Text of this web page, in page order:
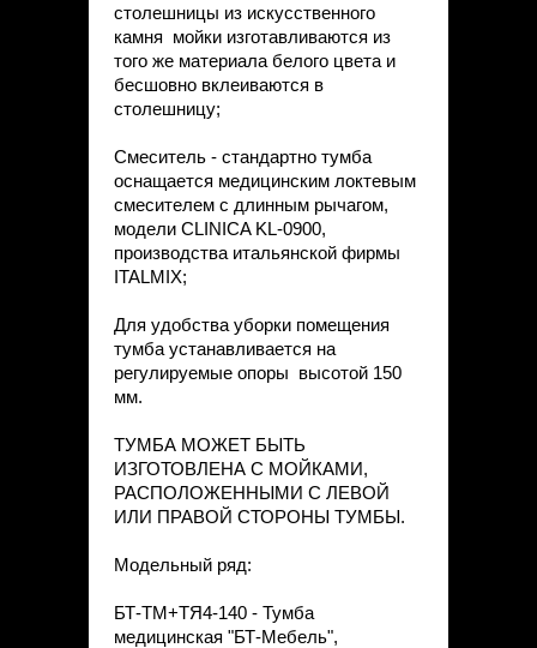
столешницы из искусственного
камня мойки изготавливаются из
того же материала белого цвета и
бесшовно вклеиваются в
столешницу;
Смеситель - стандартно тумба
оснащается медицинским локтевым
смесителем с длинным рычагом,
модели CLINICA KL-0900,
производства итальянской фирмы
ITALMIX;
Для удобства уборки помещения
тумба устанавливается на
регулируемые опоры высотой 150
мм.
ТУМБА МОЖЕТ БЫТЬ
ИЗГОТОВЛЕНА С МОЙКАМИ,
РАСПОЛОЖЕННЫМИ С ЛЕВОЙ
ИЛИ ПРАВОЙ СТОРОНЫ ТУМБЫ.
Модельный ряд:
БТ-ТМ+ТЯ4-140 - Тумба
медицинская "БТ-Мебель",